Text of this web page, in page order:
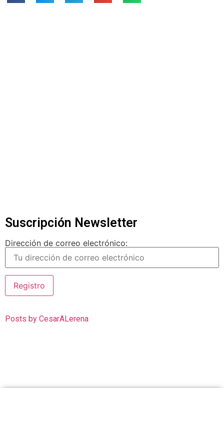
Suscripción Newsletter
Dirección de correo electrónico:
Posts by CesarALerena